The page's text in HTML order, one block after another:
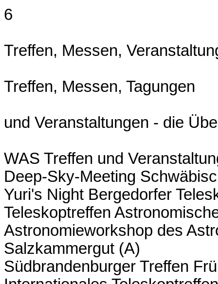
6
Treffen, Messen,
Treffen, Messen, Tagungen
und Veranstaltungen - die
WAS Treffen und
Deep-Sky-Meeting
Yuri's Night Bergedorfer
Teleskoptreffen
Astronomieworkshop des
Salzkammergut (A)
Südbrandenburger Treffen